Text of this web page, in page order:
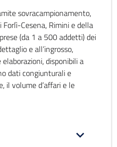
sovracampionamento,
Cesena, Rimini e della
(da 1 a 500 addetti) dei
e all’ingrosso,
disponibili a
dati congiunturali e
il volume d’affari e le